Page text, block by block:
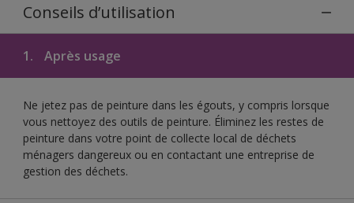
Conseils d’utilisation
1. Après usage
Ne jetez pas de peinture dans les égouts, y compris lorsque
vous nettoyez des outils de peinture. Éliminez les restes de
peinture dans votre point de collecte local de déchets
ménagers dangereux ou en contactant une entreprise de
gestion des déchets.